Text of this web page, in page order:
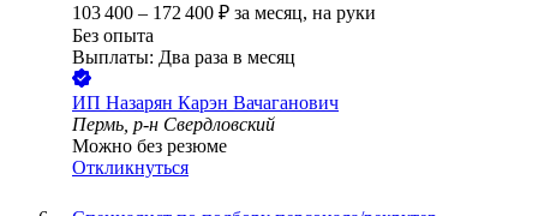
103 400 – 172 400 ₽ за месяц, на руки
Без опыта
Выплаты: Два раза в месяц
ИП Назарян Карэн Вачаганович
Пермь, р-н Свердловский
Можно без резюме
Откликнуться